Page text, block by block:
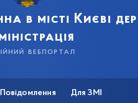
в місті Києві
вебпортал
Повідомлення Для ЗМІ